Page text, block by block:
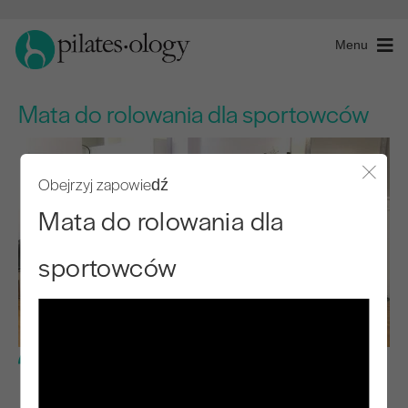
Menu
Mata do rolowania dla sportowców
Obejrzyj zapowiedź
Mata do rolowania dla
sportowców